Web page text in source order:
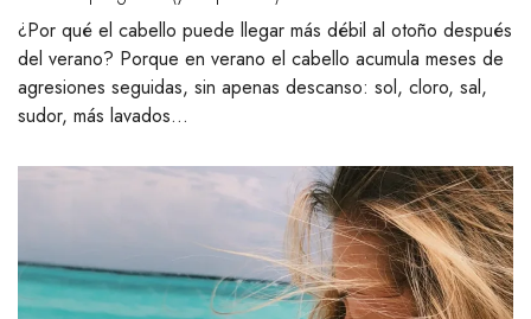
¿Por qué el cabello puede llegar más débil al otoño después
del verano? Porque en verano el cabello acumula meses de
agresiones seguidas, sin apenas descanso: sol, cloro, sal,
sudor, más lavados…